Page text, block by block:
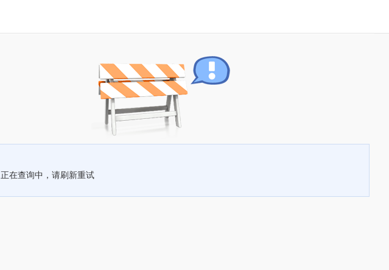
正在查询中，请刷新重试